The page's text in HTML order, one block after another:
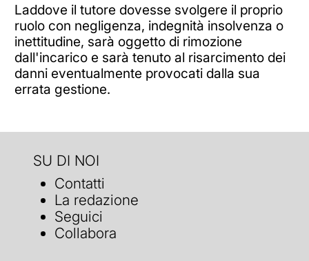
Laddove il tutore dovesse svolgere il proprio
ruolo con negligenza, indegnità insolvenza o
inettitudine, sarà oggetto di rimozione
dall'incarico e sarà tenuto al risarcimento dei
danni eventualmente provocati dalla sua
errata gestione.
SU DI NOI
Contatti
La redazione
Seguici
Collabora